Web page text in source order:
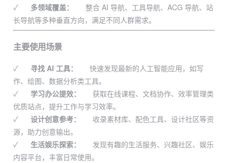
✓
多领域覆盖：
整合 AI 导航、工具导航、ACG 导航、站
长导航等多种垂直方向，满足不同人群需求。
主要使用场景
✓ 寻找 AI 工具：
快速发现最新的人工智能应用，如写
作、绘图、数据分析类工具。
✓
学习办公提效：
获取在线课程、文档协作、效率管理类
优质站点，提升工作与学习效率。
✓
设计创意参考：
收录素材库、配色工具、设计社区等资
源，助力创意输出。
✓
生活娱乐探索：
发现有趣的生活服务、兴趣社区、娱乐
内容平台，丰富日常使用。